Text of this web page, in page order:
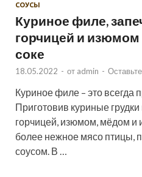
СОУСЫ
Куриное филе,
горчицей и
соке
18.05.2022 - от admin -
Куриное филе – это всегда
Приготовив куриные
горчицей, изюмом, мёдом
более нежное мясо птицы,
соусом. В …